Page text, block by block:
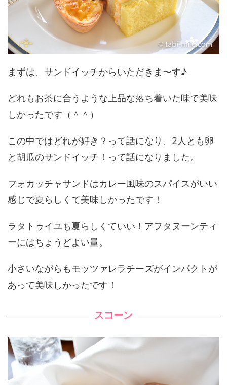
まずは、サンドイッチからいただきま〜す♪
どれもお茶に合うような上品な落ち着いた味で美味
しかったです（＾＾）
この中ではどれが好き？って話になり、2人とも卵
と胡瓜のサンドイッチ！って話になりました。
フォカッチャサンドはカレー風味のスパイスがいい
感じで夏らしくて美味しかったです！
ラタトゥイユも夏らしくていい！アフタヌーンティ
ーにはちょうどよい量。
小さいながらもモッツァレラチーズがインパクトが
あって美味しかったです！
スコーン